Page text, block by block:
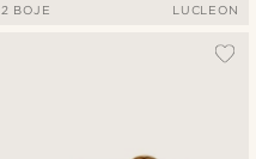
2 BOJE LUCLEON